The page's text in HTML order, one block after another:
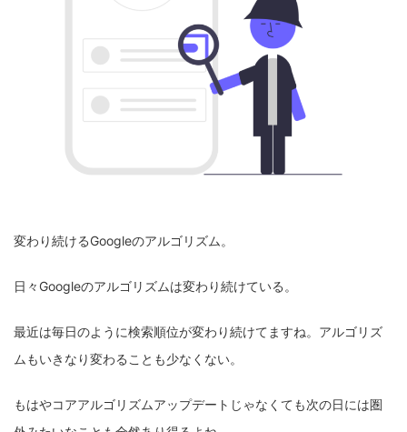
変わり続けるGoogleのアルゴリズム。
日々Googleのアルゴリズムは変わり続けている。
最近は毎日のように検索順位が変わり続けてますね。アルゴリズ
ムもいきなり変わることも少なくない。
もはやコアアルゴリズムアップデートじゃなくても次の日には圏